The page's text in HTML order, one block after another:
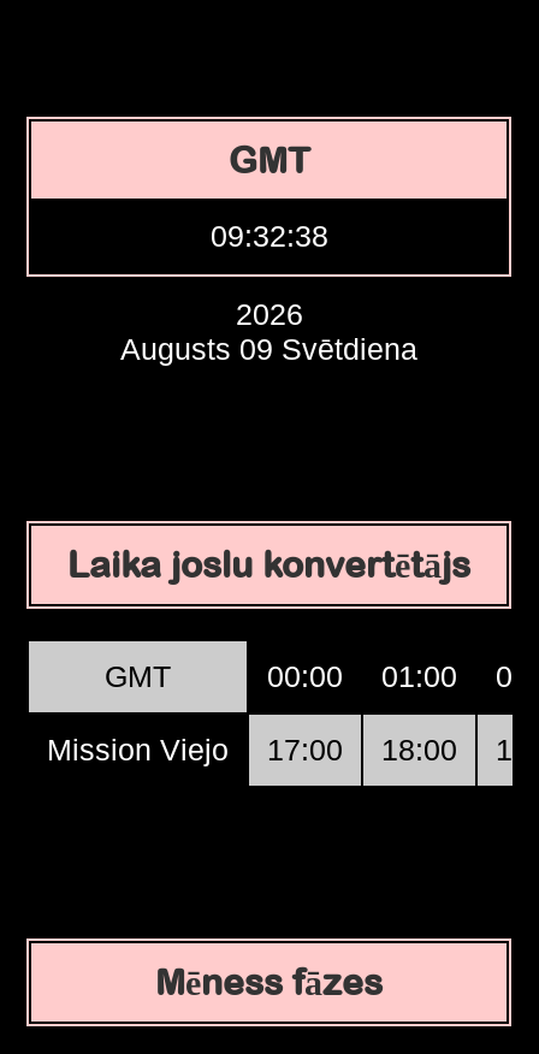
GMT
09:32:39
2026
Augusts 09 Svētdiena
Laika joslu konvertētājs
GMT 00:00 01:00
Mission Viejo 17:00 18:00
Mēness fāzes